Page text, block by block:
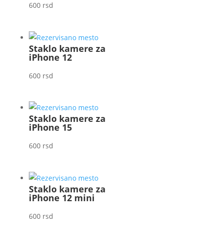
600 rsd
Staklo kamere za
iPhone 12
600 rsd
Staklo kamere za
iPhone 15
600 rsd
Staklo kamere za
iPhone 12 mini
600 rsd